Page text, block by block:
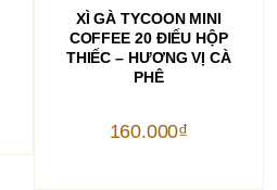
THÊM VÀO GIỎ HÀNG
XÌ GÀ TYCOON MINI
COFFEE 20 ĐIẾU HỘP
THIẾC – HƯƠNG VỊ CÀ
PHÊ
160.000₫